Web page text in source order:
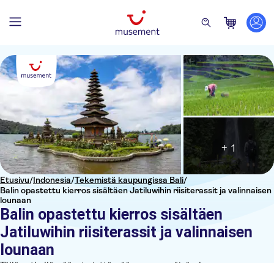
Etusivu/Indonesia/Tekemistä kaupungissa Bali/
Balin opastettu kierros sisältäen Jatiluwihin riisiterassit ja valinnaisen
lounaan
Balin opastettu kierros sisältäen
Jatiluwihin riisiterassit ja valinnaisen
lounaan
+ 1